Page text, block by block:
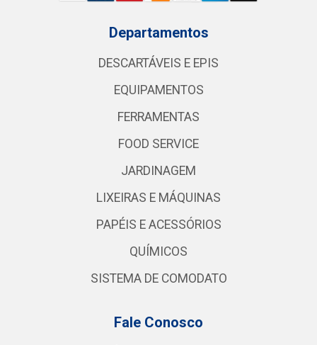
Departamentos
DESCARTÁVEIS E EPIS
EQUIPAMENTOS
FERRAMENTAS
FOOD SERVICE
JARDINAGEM
LIXEIRAS E MÁQUINAS
PAPÉIS E ACESSÓRIOS
QUÍMICOS
SISTEMA DE COMODATO
Fale Conosco